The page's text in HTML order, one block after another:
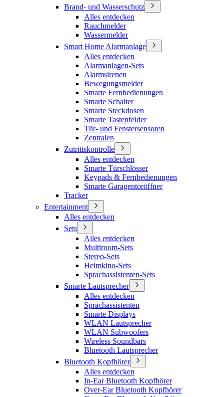
Brand- und Wasserschutz
Alles entdecken
Rauchmelder
Wassermelder
Smart Home Alarmanlage
Alles entdecken
Alarmanlagen-Sets
Alarmsirenen
Bewegungsmelder
Smarte Fernbedienungen
Smarte Schalter
Smarte Steckdosen
Smarte Tastenfelder
Tür- und Fenstersensoren
Zentralen
Zutrittskontrolle
Alles entdecken
Smarte Türschlösser
Keypads & Fernbedienungen
Smarte Garagentoröffner
Tracker
Entertainment
Alles entdecken
Sets
Alles entdecken
Multiroom-Sets
Stereo-Sets
Heimkino-Sets
Sprachassistenten-Sets
Smarte Lautsprecher
Alles entdecken
Sprachassistenten
Smarte Displays
WLAN Lautsprecher
WLAN Subwoofers
Wireless Soundbars
Bluetooth Lautsprecher
Bluetooth Kopfhörer
Alles entdecken
In-Ear Bluetooth Kopfhörer
Over-Ear Bluetooth Kopfhörer